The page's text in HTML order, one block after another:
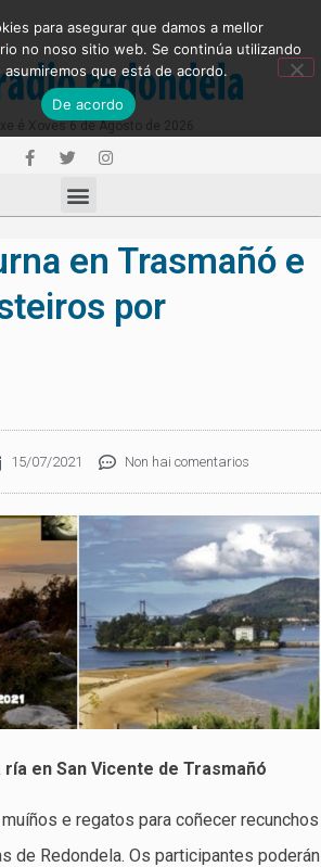
en Trasmañó e
por
15/07/2021 Non hai comentarios
en San Vicente de Trasmañó
e regatos para coñecer recunchos
de Redondela. Os participantes poderán
para asegurar que damos a mellor
no noso sitio web. Se continúa utilizando
que está de acordo.
De acordo